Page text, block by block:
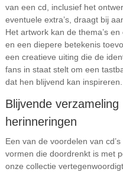
van een cd, inclusief het
eventuele extra’s, draagt bij
Het artwork kan de thema’s
en een diepere betekenis
een creatieve uiting die de
fans in staat stelt om een
dat hen blijvend kan inspireren.
Blijvende
herinneringen
Een van de voordelen van
vormen die doordrenkt is met
onze collectie